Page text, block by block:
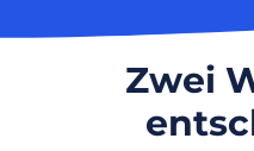
Zwei